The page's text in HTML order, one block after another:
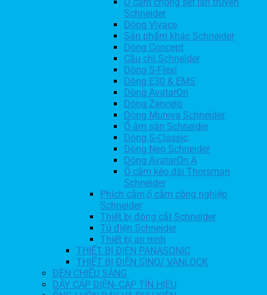
Schneider
Dòng Vivace
Sản phẩm khác Schneider
Dòng Concept
Cầu chì Schneider
Dòng S-Flexi
Dòng E30 & EMS
Dòng AvatarOn
Dòng Zencelo
Dòng Mureva Schneider
Ổ âm sàn Schneider
Dòng S-Classic
Dòng Neo Schneider
Dòng AvatarOn A
Ổ cắm kéo dài Thorsman
Schneider
Phích cắm,ổ cắm công nghiệp
Schneider
Thiết bị đóng cắt Schneider
Tủ điện Schneider
Thiết bị an ninh
THIẾT BỊ ĐIỆN PANASONIC
THIẾT BỊ ĐIỆN SINO/ VANLOCK
ĐÈN CHIẾU SÁNG
DÂY CÁP ĐIỆN- CÁP TÍN HIỆU